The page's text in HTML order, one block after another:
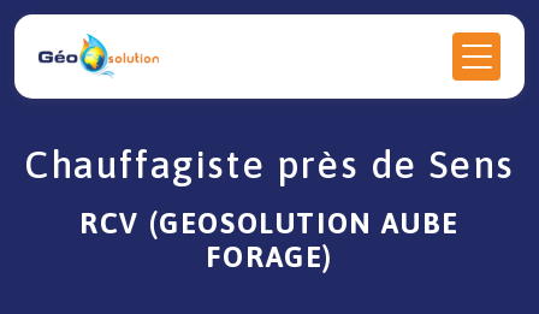
Chauffagiste près de Sens
RCV (GEOSOLUTION AUBE
FORAGE)
Panneau de gestion des cookies